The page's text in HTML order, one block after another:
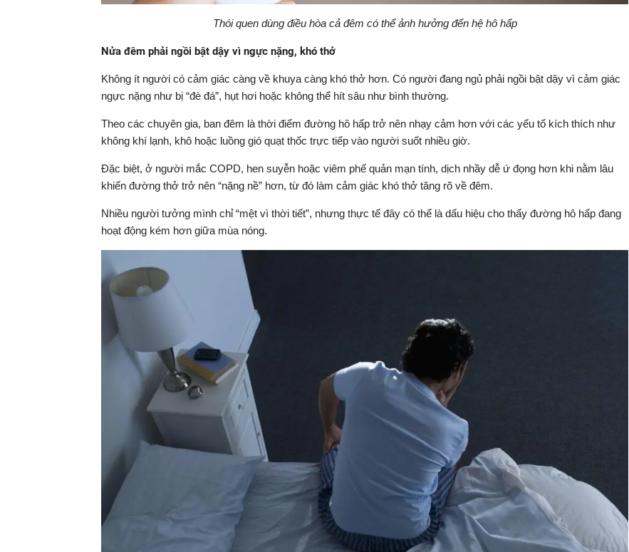
Thói quen dùng điều hòa cả đêm có thể ảnh hưởng đến hệ hô hấp
Nửa đêm phải ngồi bật dậy vì ngực nặng, khó thở
Không ít người có cảm giác càng về khuya càng khó thở hơn. Có người đang ngủ phải ngồi bật dậy vì cảm giác
ngực nặng như bị “đè đá”, hụt hơi hoặc không thể hít sâu như bình thường.
Theo các chuyên gia, ban đêm là thời điểm đường hô hấp trở nên nhạy cảm hơn với các yếu tố kích thích như
không khí lạnh, khô hoặc luồng gió quạt thốc trực tiếp vào người suốt nhiều giờ.
Đặc biệt, ở người mắc COPD, hen suyễn hoặc viêm phế quản mạn tính, dịch nhầy dễ ứ đọng hơn khi nằm lâu
khiến đường thở trở nên “nặng nề” hơn, từ đó làm cảm giác khó thở tăng rõ về đêm.
Nhiều người tưởng mình chỉ “mệt vì thời tiết”, nhưng thực tế đây có thể là dấu hiệu cho thấy đường hô hấp đang
hoạt động kém hơn giữa mùa nóng.